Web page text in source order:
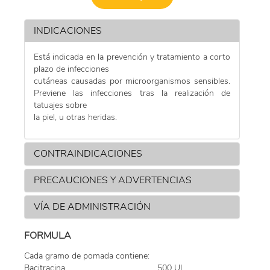
POMADA
SPRAY
INDICACIONES
Está indicada en la prevención y tratamiento a corto
plazo de infecciones
cutáneas causadas por microorganismos sensibles.
Previene las infecciones tras la realización de
tatuajes sobre
la piel, u otras heridas.
CONTRAINDICACIONES
PRECAUCIONES Y ADVERTENCIAS
VÍA DE ADMINISTRACIÓN
FORMULA
Cada gramo de pomada contiene:
Bacitracina………….......................…….………500 UI